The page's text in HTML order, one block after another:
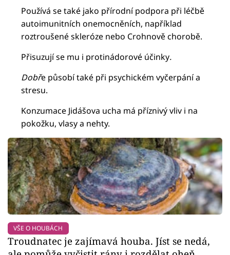
Používá se také jako přírodní podpora při léčbě
autoimunitních onemocněních, například
roztroušené skleróze nebo Crohnově chorobě.
Přisuzují se mu i protinádorové účinky.
Dobře působí také při psychickém vyčerpání a
stresu.
Konzumace Jidášova ucha má příznivý vliv i na
pokožku, vlasy a nehty.
VŠE O HOUBÁCH
Troudnatec je zajímavá houba. Jíst se nedá,